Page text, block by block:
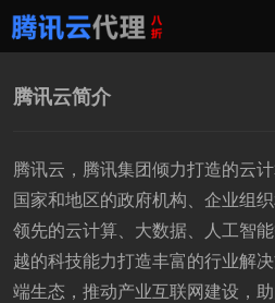
腾讯云简介
腾讯云，腾讯集团倾力打造的云
国家和地区的政府机构、企业组
领先的云计算、大数据、人工智
越的科技能力打造丰富的行业解
端生态，推动产业互联网建设，